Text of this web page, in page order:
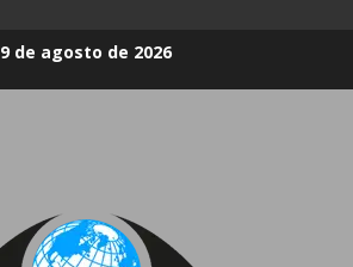
9 de agosto de 2026